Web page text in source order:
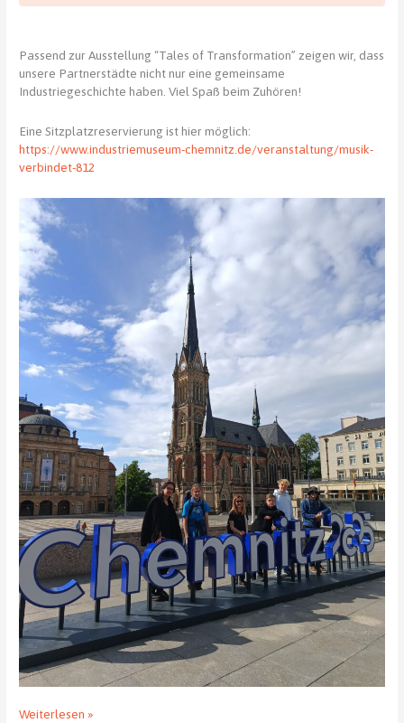
Passend zur Ausstellung “Tales of Transformation” zeigen wir, dass
unsere Partnerstädte nicht nur eine gemeinsame
Industriegeschichte haben. Viel Spaß beim Zuhören!
Eine Sitzplatzreservierung ist hier möglich:
https://www.industriemuseum-chemnitz.de/veranstaltung/musik-
verbindet-812
Das
Weiterlesen »